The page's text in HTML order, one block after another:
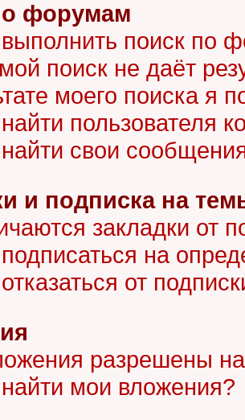
форумам
поиск по
поиск не даёт
моего поиска я
пользователя
свои
и подписка на
закладки от
на
от
разрешены
мои вложения?